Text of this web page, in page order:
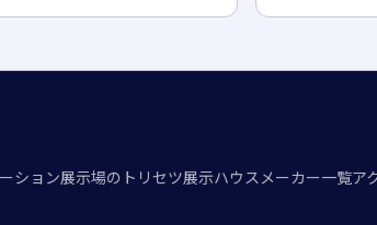
ション展示場のトリセツ展示ハウスメーカー一覧ア